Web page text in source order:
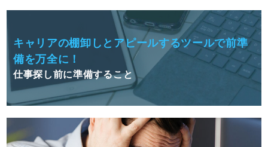
キャリアの棚卸しとアピールするツールで前準
備を万全に！
仕事探し前に準備すること